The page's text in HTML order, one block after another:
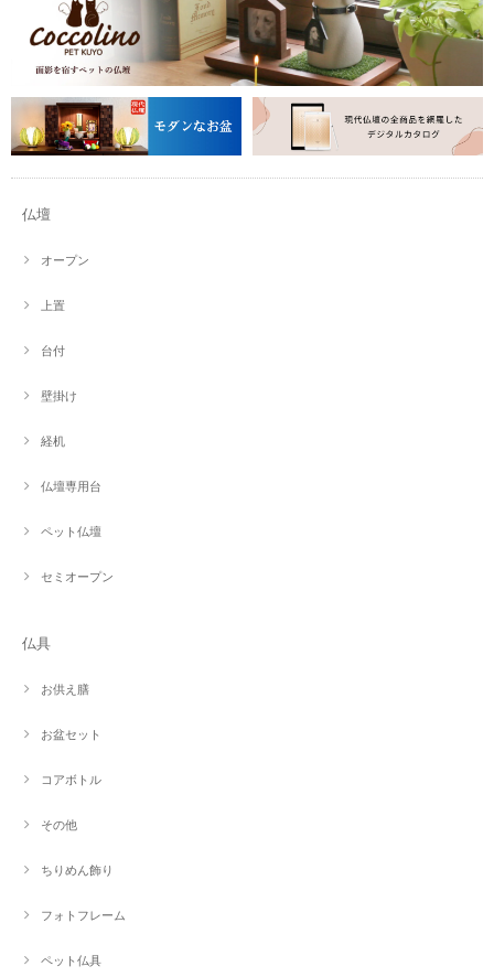
仏壇
オープン
上置
台付
壁掛け
経机
仏壇専用台
ペット仏壇
セミオープン
仏具
お供え膳
お盆セット
コアボトル
その他
ちりめん飾り
フォトフレーム
ペット仏具